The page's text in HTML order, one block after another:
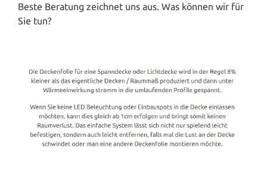
Beste Beratung zeichnet uns aus. Was können wir für
Sie tun?